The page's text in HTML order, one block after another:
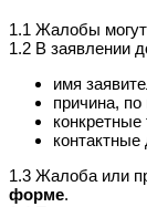
1.1 Жалобы
1.2 В заявлении
имя
причина,
конкретные
1.3 Жалоба или
форме.